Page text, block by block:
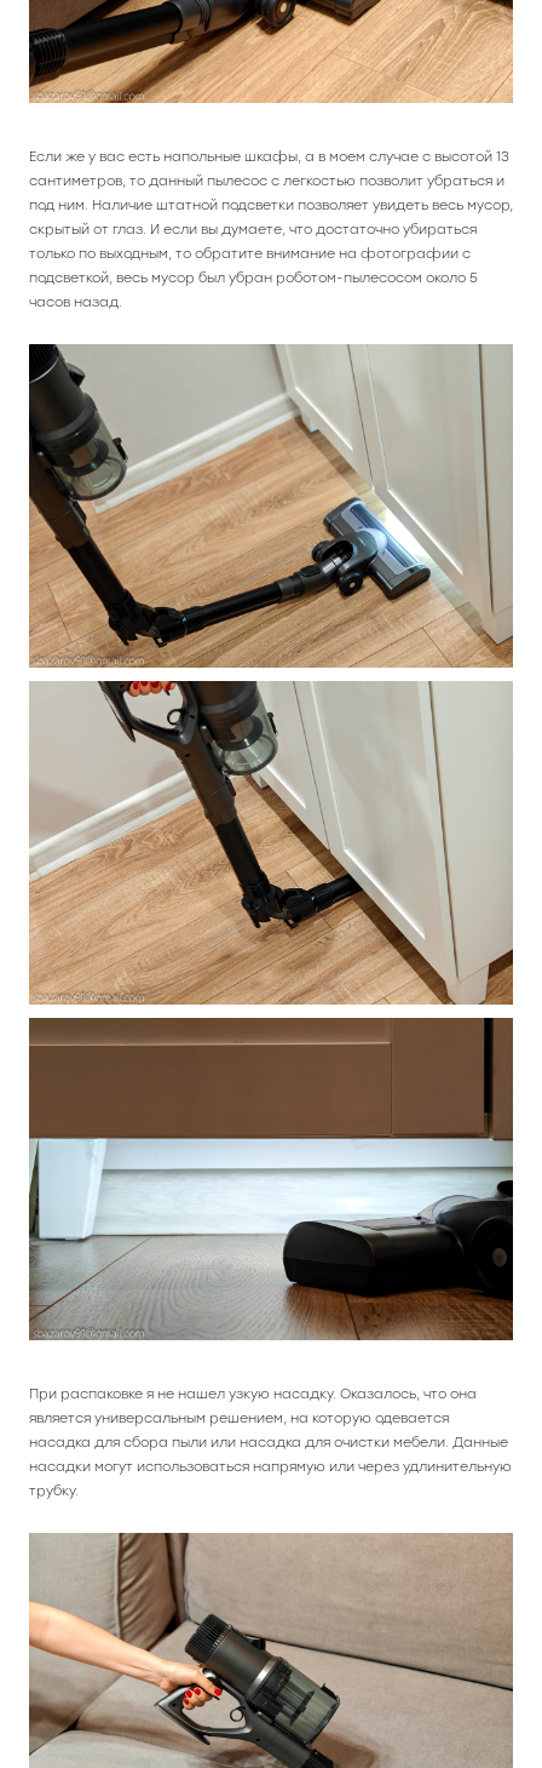
Если же у вас есть напольные шкафы, а в моем случае с высотой 13
сантиметров, то данный пылесос с легкостью позволит убраться и
под ним. Наличие штатной подсветки позволяет увидеть весь мусор,
скрытый от глаз. И если вы думаете, что достаточно убираться
только по выходным, то обратите внимание на фотографии с
подсветкой, весь мусор был убран роботом-пылесосом около 5
часов назад.
При распаковке я не нашел узкую насадку. Оказалось, что она
является универсальным решением, на которую одевается
насадка для сбора пыли или насадка для очистки мебели. Данные
насадки могут использоваться напрямую или через удлинительную
трубку.